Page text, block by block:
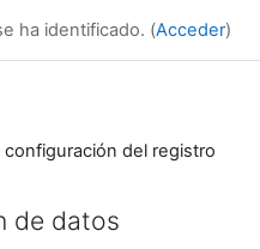
ha identificado. (Acceder)
configuración del registro
de datos